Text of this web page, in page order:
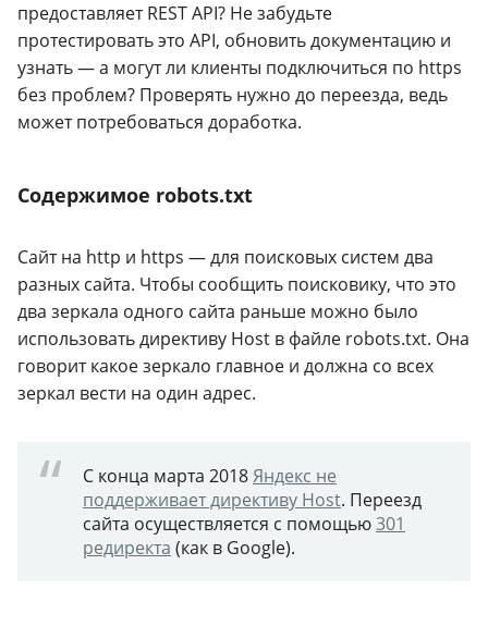
предоставляет REST API? Не забудьте
протестировать это API, обновить документацию и
узнать — а могут ли клиенты подключиться по https
без проблем? Проверять нужно до переезда, ведь
может потребоваться доработка.
Содержимое robots.txt
Сайт на http и https — для поисковых систем два
разных сайта. Чтобы сообщить поисковику, что это
два зеркала одного сайта раньше можно было
использовать директиву Host в файле robots.txt. Она
говорит какое зеркало главное и должна со всех
зеркал вести на один адрес.
С конца марта 2018Яндекс не
поддерживает директиву Host. Переезд
сайта осуществляется с помощью301
редиректа (как в Google).